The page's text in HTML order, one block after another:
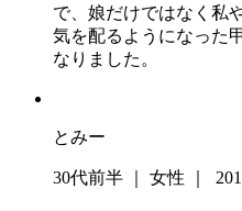
で、娘だけではなく私
気を配るようになった
なりました。
とみー
30代前半 ｜ 女性 ｜